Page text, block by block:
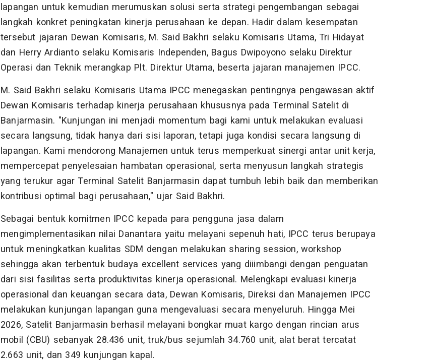
lapangan untuk kemudian merumuskan solusi serta strategi pengembangan sebagai
langkah konkret peningkatan kinerja perusahaan ke depan. Hadir dalam kesempatan
tersebut jajaran Dewan Komisaris, M. Said Bakhri selaku Komisaris Utama, Tri Hidayat
dan Herry Ardianto selaku Komisaris Independen, Bagus Dwipoyono selaku Direktur
Operasi dan Teknik merangkap Plt. Direktur Utama, beserta jajaran manajemen IPCC.
M. Said Bakhri selaku Komisaris Utama IPCC menegaskan pentingnya pengawasan aktif
Dewan Komisaris terhadap kinerja perusahaan khususnya pada Terminal Satelit di
Banjarmasin. "Kunjungan ini menjadi momentum bagi kami untuk melakukan evaluasi
secara langsung, tidak hanya dari sisi laporan, tetapi juga kondisi secara langsung di
lapangan. Kami mendorong Manajemen untuk terus memperkuat sinergi antar unit kerja,
mempercepat penyelesaian hambatan operasional, serta menyusun langkah strategis
yang terukur agar Terminal Satelit Banjarmasin dapat tumbuh lebih baik dan memberikan
kontribusi optimal bagi perusahaan," ujar Said Bakhri.
Sebagai bentuk komitmen IPCC kepada para pengguna jasa dalam
mengimplementasikan nilai Danantara yaitu melayani sepenuh hati, IPCC terus berupaya
untuk meningkatkan kualitas SDM dengan melakukan sharing session, workshop
sehingga akan terbentuk budaya excellent services yang diiimbangi dengan penguatan
dari sisi fasilitas serta produktivitas kinerja operasional. Melengkapi evaluasi kinerja
operasional dan keuangan secara data, Dewan Komisaris, Direksi dan Manajemen IPCC
melakukan kunjungan lapangan guna mengevaluasi secara menyeluruh. Hingga Mei
2026, Satelit Banjarmasin berhasil melayani bongkar muat kargo dengan rincian arus
mobil (CBU) sebanyak 28.436 unit, truk/bus sejumlah 34.760 unit, alat berat tercatat
2.663 unit, dan 349 kunjungan kapal.